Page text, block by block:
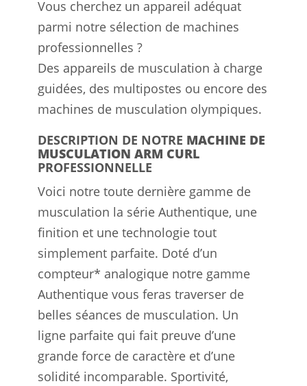
Vous cherchez un appareil adéquat
parmi notre sélection de machines
professionnelles ?
Des appareils de musculation à charge
guidées, des multipostes ou encore des
machines de musculation olympiques.
DESCRIPTION DE NOTRE MACHINE DE
MUSCULATION ARM CURL
PROFESSIONNELLE
Voici notre toute dernière gamme de
musculation la série Authentique, une
finition et une technologie tout
simplement parfaite. Doté d’un
compteur* analogique notre gamme
Authentique vous feras traverser de
belles séances de musculation. Un
ligne parfaite qui fait preuve d’une
grande force de caractère et d’une
solidité incomparable. Sportivité,